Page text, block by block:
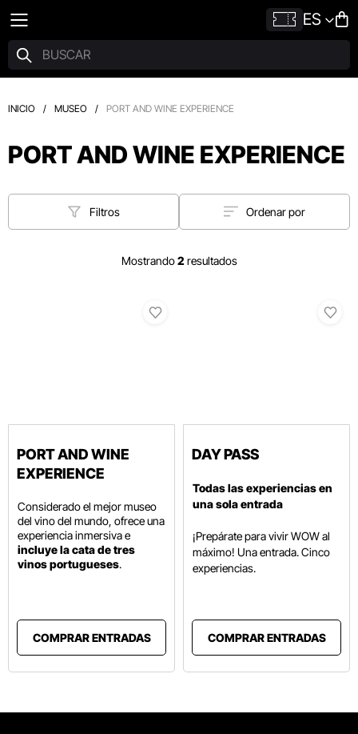
ES
INICIO / MUSEO / PORT AND WINE EXPERIENCE
PORT AND WINE EXPERIENCE
Filtros Ordenar por
Mostrando2 resultados
PORT AND WINE
EXPERIENCE
Considerado el mejor museo
del vino del mundo, ofrece una
experiencia inmersiva e
incluye la cata de tres
vinos portugueses.
COMPRAR ENTRADAS
DAY PASS
Todas las experiencias en
una sola entrada
¡Prepárate para vivir WOW al
máximo! Una entrada. Cinco
experiencias.
COMPRAR ENTRADAS